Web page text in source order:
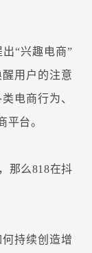
“兴趣电商”
用户的注意
电商行为、
平台。
那么818在抖
持续创造增